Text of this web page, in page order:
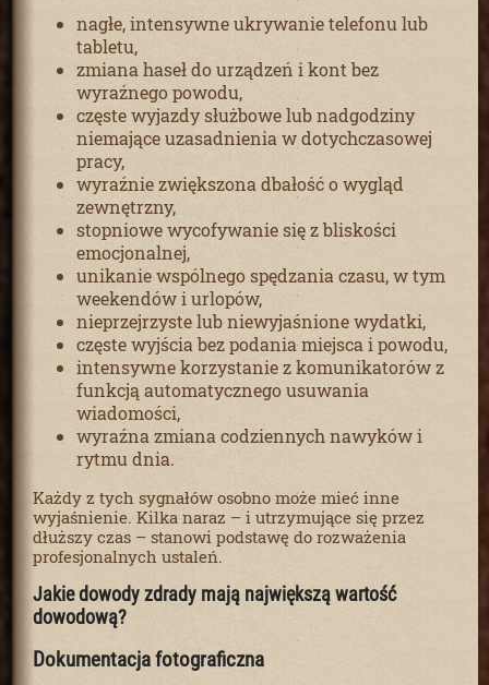
nagłe, intensywne ukrywanie telefonu lub
tabletu,
zmiana haseł do urządzeń i kont bez
wyraźnego powodu,
częste wyjazdy służbowe lub nadgodziny
niemające uzasadnienia w dotychczasowej
pracy,
wyraźnie zwiększona dbałość o wygląd
zewnętrzny,
stopniowe wycofywanie się z bliskości
emocjonalnej,
unikanie wspólnego spędzania czasu, w tym
weekendów i urlopów,
nieprzejrzyste lub niewyjaśnione wydatki,
częste wyjścia bez podania miejsca i powodu,
intensywne korzystanie z komunikatorów z
funkcją automatycznego usuwania
wiadomości,
wyraźna zmiana codziennych nawyków i
rytmu dnia.
Każdy z tych sygnałów osobno może mieć inne
wyjaśnienie. Kilka naraz – i utrzymujące się przez
dłuższy czas – stanowi podstawę do rozważenia
profesjonalnych ustaleń.
Jakie dowody zdrady mają największą wartość
dowodową?
Dokumentacja fotograficzna